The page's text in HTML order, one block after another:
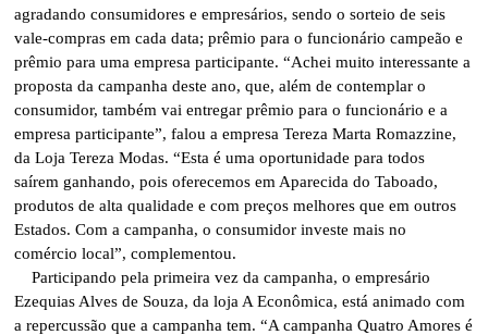
agradando consumidores e empresários, sendo o sorteio de seis
vale-compras em cada data; prêmio para o funcionário campeão e
prêmio para uma empresa participante. “Achei muito interessante a
proposta da campanha deste ano, que, além de contemplar o
consumidor, também vai entregar prêmio para o funcionário e a
empresa participante”, falou a empresa Tereza Marta Romazzine,
da Loja Tereza Modas. “Esta é uma oportunidade para todos
saírem ganhando, pois oferecemos em Aparecida do Taboado,
produtos de alta qualidade e com preços melhores que em outros
Estados. Com a campanha, o consumidor investe mais no
comércio local”, complementou.
Participando pela primeira vez da campanha, o empresário
Ezequias Alves de Souza, da loja A Econômica, está animado com
a repercussão que a campanha tem. “A campanha Quatro Amores é